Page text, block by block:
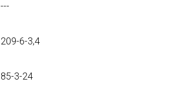
---
209-6-3,4
85-3-24